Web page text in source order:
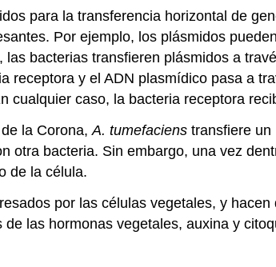
para la transferencia horizontal de
Por ejemplo, los plásmidos
bacterias transfieren plásmidos a
receptora y el ADN plasmídico pasa a
cualquier caso, la bacteria receptora
de la Corona,A. tumefaciens transfiere un
otra bacteria. Sin embargo, una vez
de la célula.
por las células vegetales, y
las hormonas vegetales, auxina y